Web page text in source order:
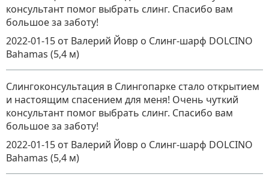
консультант помог выбрать слинг. Спасибо вам
большое за заботу!
2022-01-15 от Валерий Йовр о Слинг-шарф DOLCINO
Bahamas (5,4 м)
Слингоконсультация в Слингопарке стало открытием
и настоящим спасением для меня! Очень чуткий
консультант помог выбрать слинг. Спасибо вам
большое за заботу!
2022-01-15 от Валерий Йовр о Слинг-шарф DOLCINO
Bahamas (5,4 м)